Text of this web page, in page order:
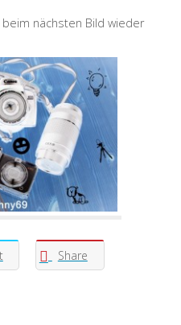
nächsten Bild wieder
Share